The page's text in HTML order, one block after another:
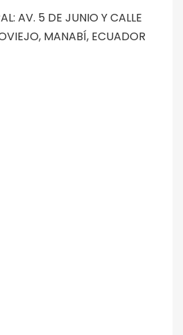
AV. 5 DE JUNIO Y CALLE
MANABÍ, ECUADOR